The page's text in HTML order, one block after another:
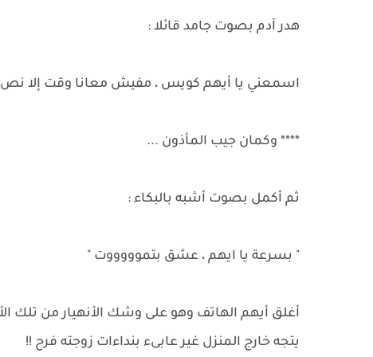
هدر آدم بصوت جامد قائلا :
اسمعني يا أيهم كويس ، مفيش معانا وقت إلا
**** وكمان جيب المأذون ...
ثم أكمل بصوت أشبه بالبكاء :
" بسرعة يا ايهم ، عشق بتموووووت "
أغلق أيهم الهاتف وهو على وشك الأنهيار من تلك
يتجه خارج المنزل غير عابىء بنداءات زوجته فرح !!